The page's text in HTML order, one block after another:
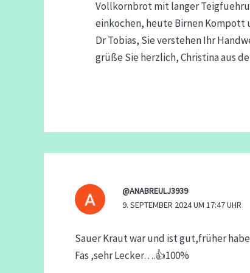
Vollkornbrot mit langer
einkochen, heute Birnen
Dr Tobias, Sie verstehen Ihr
grüße Sie herzlich, Christina aus
@ANABREULJ3939
9. SEPTEMBER 2024 UM 17:47 UHR
Sauer Kraut war und ist gut,früher
Fas ,sehr Lecker….👍100%